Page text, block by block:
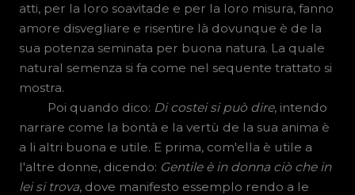
atti, per la loro soavitade e per la loro misura, fanno
amore disvegliare e risentire là dovunque è de la
sua potenza seminata per buona natura. La quale
natural semenza si fa come nel sequente trattato si
mostra.
Poi quando dico: Di costei si può dire, intendo
narrare come la bontà e la vertù de la sua anima è
a li altri buona e utile. E prima, com'ella è utile a
l'altre donne, dicendo: Gentile è in donna ciò che in
lei si trova, dove manifesto essemplo rendo a le